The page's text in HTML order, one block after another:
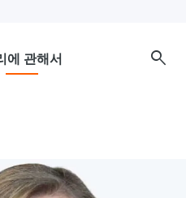
에 관해서 search